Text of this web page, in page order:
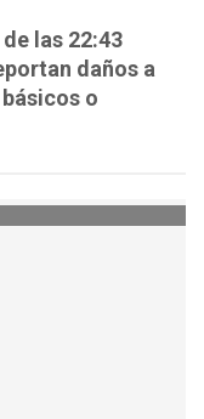
las 22:43
daños a
o